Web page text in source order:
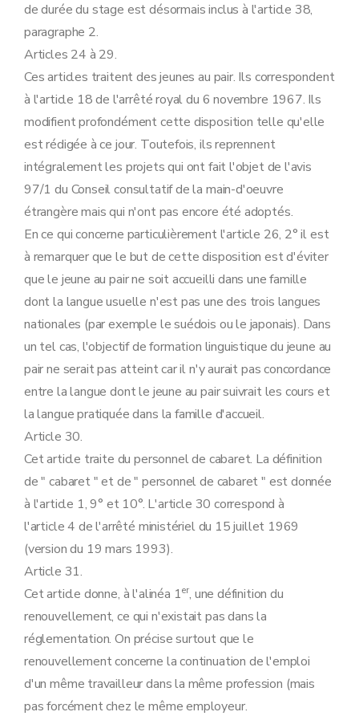
de durée du stage est désormais inclus à l'article 38,
paragraphe 2.
Articles 24 à 29.
Ces articles traitent des jeunes au pair. Ils correspondent
à l'article 18 de l'arrêté royal du 6 novembre 1967. Ils
modifient profondément cette disposition telle qu'elle
est rédigée à ce jour. Toutefois, ils reprennent
intégralement les projets qui ont fait l'objet de l'avis
97/1 du Conseil consultatif de la main-d'oeuvre
étrangère mais qui n'ont pas encore été adoptés.
En ce qui concerne particulièrement l'article 26, 2° il est
à remarquer que le but de cette disposition est d'éviter
que le jeune au pair ne soit accueilli dans une famille
dont la langue usuelle n'est pas une des trois langues
nationales (par exemple le suédois ou le japonais). Dans
un tel cas, l'objectif de formation linguistique du jeune au
pair ne serait pas atteint car il n'y aurait pas concordance
entre la langue dont le jeune au pair suivrait les cours et
la langue pratiquée dans la famille d'accueil.
Article 30.
Cet article traite du personnel de cabaret. La définition
de " cabaret " et de " personnel de cabaret " est donnée
à l'article 1, 9° et 10°. L'article 30 correspond à
l'article 4 de l'arrêté ministériel du 15 juillet 1969
(version du 19 mars 1993).
Article 31.
Cet article donne, à l'alinéa 1er, une définition du
renouvellement, ce qui n'existait pas dans la
réglementation. On précise surtout que le
renouvellement concerne la continuation de l'emploi
d'un même travailleur dans la même profession (mais
pas forcément chez le même employeur.